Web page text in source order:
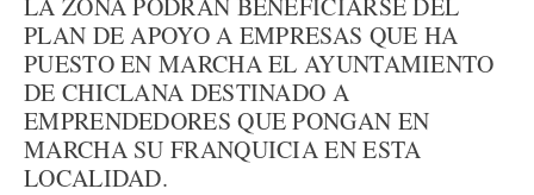
LA ZONA PODRÁN BENEFICIARSE DEL
PLAN DE APOYO A EMPRESAS QUE HA
PUESTO EN MARCHA EL AYUNTAMIENTO
DE CHICLANA DESTINADO A
EMPRENDEDORES QUE PONGAN EN
MARCHA SU FRANQUICIA EN ESTA
LOCALIDAD.